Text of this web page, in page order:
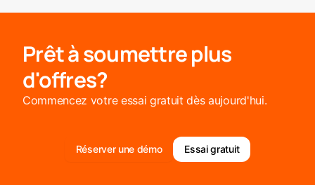
Prêt à soumettre plus
d'offres?
Commencez votre essai gratuit dès aujourd'hui.
Réserver une démo Essai gratuit